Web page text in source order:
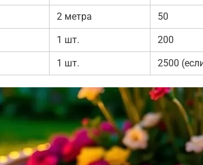
2 метра 50
1 шт. 200
1 шт. 2500